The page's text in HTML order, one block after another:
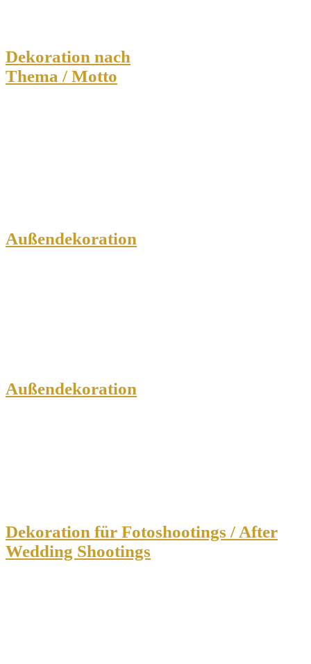
Dekoration nach
Thema / Motto
Außendekoration
Außendekoration
Dekoration für Fotoshootings / After
Wedding Shootings